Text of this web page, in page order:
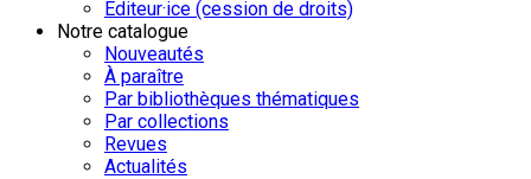
Éditeur·ice (cession de droits)
Notre catalogue
Nouveautés
À paraître
Par bibliothèques thématiques
Par collections
Revues
Actualités